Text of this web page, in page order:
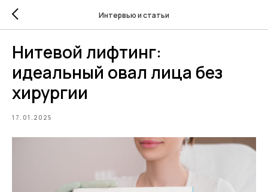
Интервью и статьи
Нитевой лифтинг:
идеальный овал лица без
хирургии
17.01.2025